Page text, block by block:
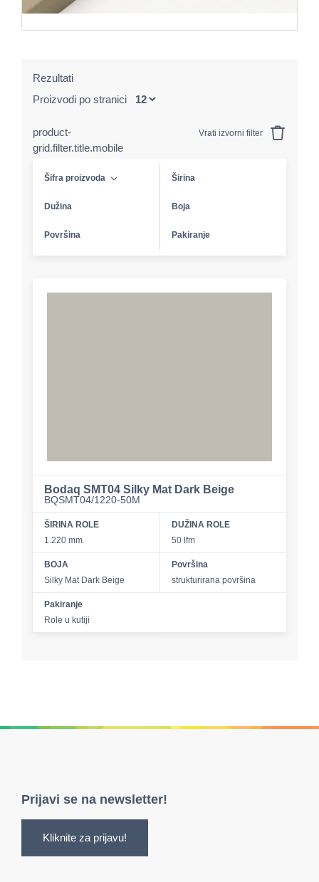
Rezultati
Proizvodi po stranici
product-
grid.filter.title.mobile
Vrati izvorni filter
Šifra proizvoda Širina
Dužina Boja
Površina Pakiranje
Bodaq SMT04 Silky Mat Dark Beige
BQSMT04/1220-50M
ŠIRINA ROLE
1.220 mm
DUŽINA ROLE
50 lfm
BOJA
Silky Mat Dark Beige
Površina
strukturirana površina
Pakiranje
Role u kutiji
Prijavi se na newsletter!
Kliknite za prijavu!